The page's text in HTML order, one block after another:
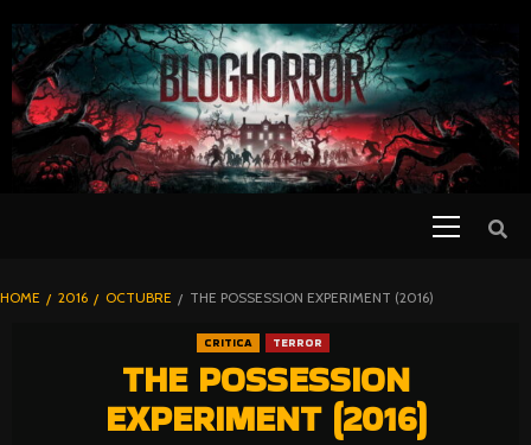
TO
CONTENT
BLOGHORROR
HOME 2016 OCTUBRE THE POSSESSION EXPERIMENT (2016)
CRITICA TERROR
THE POSSESSION
EXPERIMENT (2016)